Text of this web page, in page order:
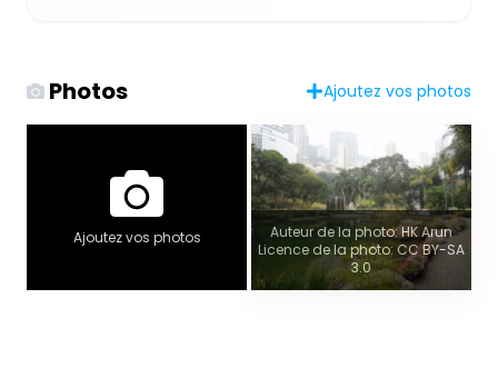
Photos Ajoutez vos photos
Ajoutez vos photos
Auteur de la photo: HK Arun
Licence de la photo: CC BY-SA
3.0